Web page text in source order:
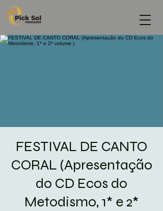
FESTIVAL DE CANTO
CORAL (Apresentação
do CD Ecos do
Metodismo, 1* e 2*